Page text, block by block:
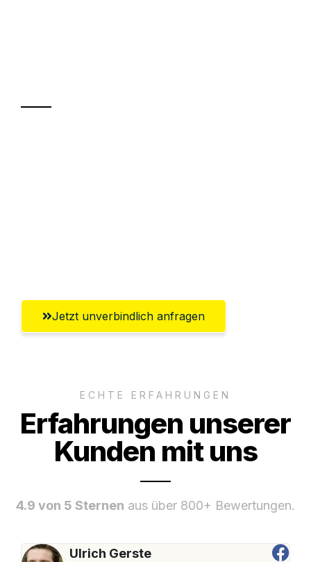
Jetzt unverbindlich anfragen
ECHTE ERFAHRUNGEN
Erfahrungen unserer
Kunden mit uns
4.9 von 5 Sternen aus über 800+ Bewertungen.
Ulrich Gerste